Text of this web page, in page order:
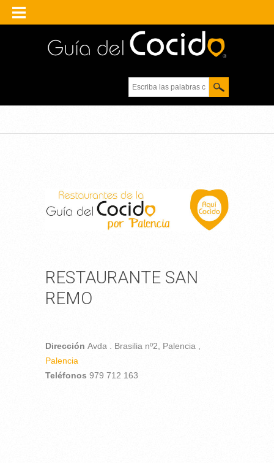
Escriba las palabras
clave.
RESTAURANTE SAN
REMO
Dirección Avda . Brasilia nº2, Palencia ,
Palencia
Teléfonos 979 712 163